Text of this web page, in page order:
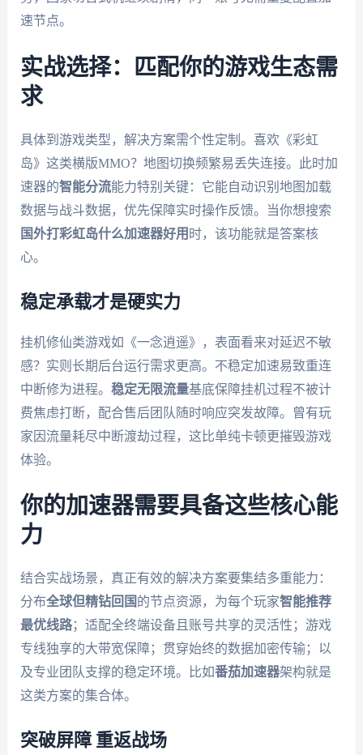
速节点。
实战选择：匹配你的游戏生态需
求
具体到游戏类型，解决方案需个性定制。喜欢《彩虹
岛》这类横版MMO？地图切换频繁易丢失连接。此时加
速器的智能分流能力特别关键：它能自动识别地图加载
数据与战斗数据，优先保障实时操作反馈。当你想搜索
国外打彩虹岛什么加速器好用 时，该功能就是答案核
心。
稳定承载才是硬实力
挂机修仙类游戏如《一念逍遥》，表面看来对延迟不敏
感？实则长期后台运行需求更高。不稳定加速易致重连
中断修为进程。 稳定无限流量基底保障挂机过程不被计
费焦虑打断，配合售后团队随时响应突发故障。曾有玩
家因流量耗尽中断渡劫过程，这比单纯卡顿更摧毁游戏
体验。
你的加速器需要具备这些核心能
力
结合实战场景，真正有效的解决方案要集结多重能力：
分布全球但精钻回国 的节点资源，为每个玩家智能推荐
最优线路；适配全终端设备且账号共享的灵活性；游戏
专线独享的大带宽保障；贯穿始终的数据加密传输；以
及专业团队支撑的稳定环境。比如番茄加速器架构就是
这类方案的集合体。
突破屏障 重返战场